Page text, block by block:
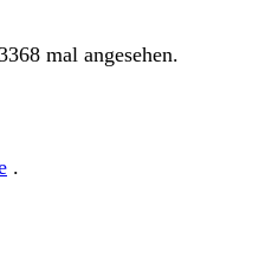
mal angesehen.
.